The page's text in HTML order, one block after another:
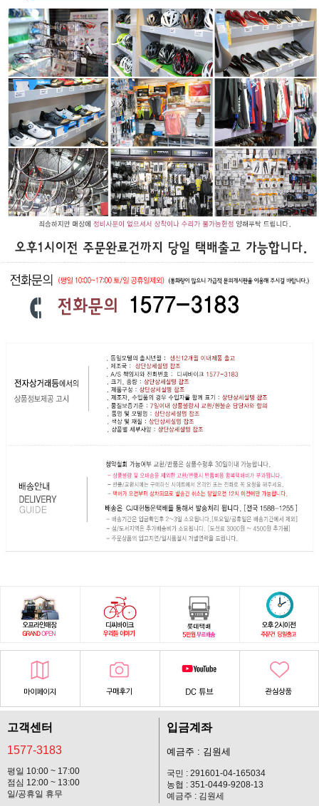
고객센터
1577-3183
평일 10:00 ~ 17:00
점심 12:00 ~ 13:00
일/공휴일 휴무
입금계좌
예금주 : 김원세
국민 : 291601-04-165034
농협 : 351-0449-9208-13
예금주 : 김원세